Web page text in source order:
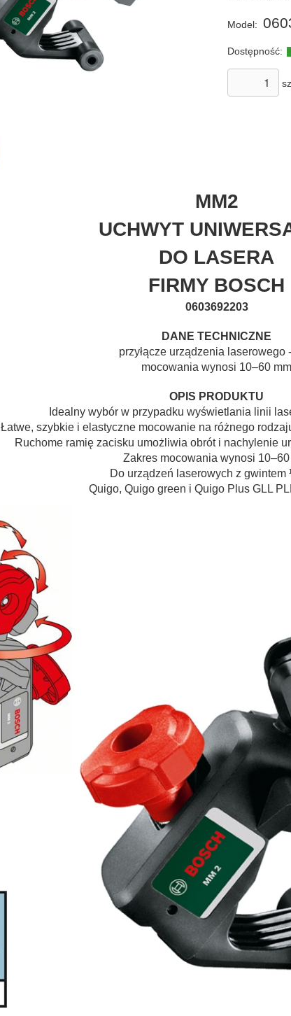
Model:
Dostępność:
MM2
UCHWYT
DO LASERA
FIRMY BOSCH
0603692203
DANE TECHNICZNE
przyłącze urządzenia laserowego
mocowania wynosi 10–60 mm
OPIS PRODUKTU
Idealny wybór w przypadku wyświetlania linii
Łatwe, szybkie i elastyczne mocowanie na różnego
Ruchome ramię zacisku umożliwia obrót i nachylenie
Zakres mocowania wynosi 10–60
Do urządzeń laserowych z gwintem
Quigo, Quigo green i Quigo Plus GLL